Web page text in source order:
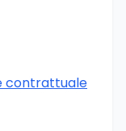
contrattuale